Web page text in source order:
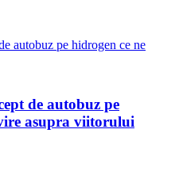
de autobuz pe
asupra viitorului